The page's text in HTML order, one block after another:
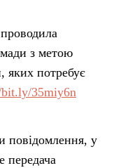
з метою
яких потребує
35miy6n
повідомлення, у
передача